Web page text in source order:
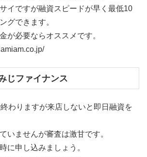
イですが融資スピードが早く最低10
グできます。
が必要ならオススメです。
じファイナンス
わりますが来店しないと即日融資を
いませんが審査は激甘です。
に申し込みましょう。